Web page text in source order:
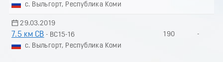
с. Выльгорт, Республика Коми
29.03.2019
7.5 км СВ - ВС15-16
с. Выльгорт, Республика Коми
190 -